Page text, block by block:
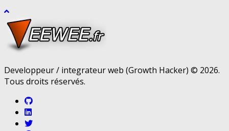
Developpeur / integrateur web (Growth Hacker) © 2026.
Tous droits réservés.